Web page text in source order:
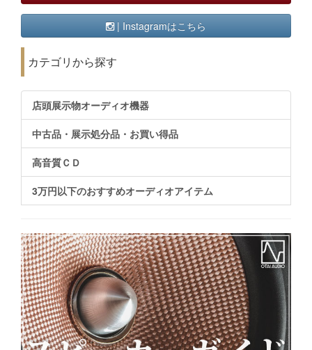
| Instagramはこちら
カテゴリから探す
店頭展示物オーディオ機器
中古品・展示処分品・お買い得品
高音質ＣＤ
3万円以下のおすすめオーディオアイテム